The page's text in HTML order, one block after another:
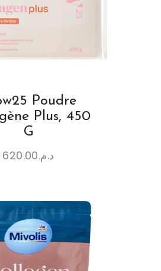
Poudre
Plus, 450
G
د.م.620.00